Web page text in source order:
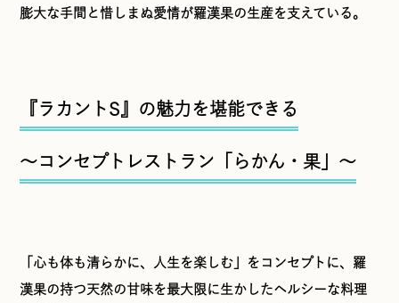
膨大な手間と惜しまぬ愛情が羅漢果の生産を支えている。
『ラカントS』の魅力を堪能できる
〜コンセプトレストラン「らかん・果」〜
「心も体も清らかに、人生を楽しむ」をコンセプトに、羅
漢果の持つ天然の甘味を最大限に生かしたヘルシーな料理